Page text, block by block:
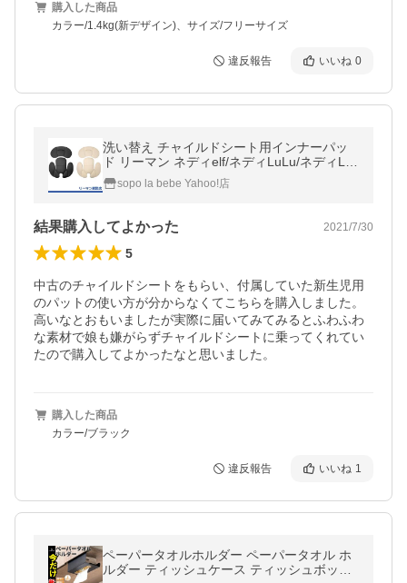
購入した商品
カラー/1.4kg(新デザイン)、サイズ/フリーサイズ
違反報告 いいね 0
洗い替え チャイルドシート用インナーパッ
ド リーマン ネディelf/ネディLuLu/ネディLife
などsopo la bebe Yahoo!店
結果購入してよかった 2021/7/30
5
中古のチャイルドシートをもらい、付属していた新生児用
のパットの使い方が分からなくてこちらを購入しました。
高いなとおもいましたが実際に届いてみてみるとふわふわ
な素材で娘も嫌がらずチャイルドシートに乗ってくれてい
たので購入してよかったなと思いました。
購入した商品
カラー/ブラック
違反報告 いいね 1
ペーパータオルホルダー ペーパータオル ホ
ルダー ティッシュケース ティッシュボック